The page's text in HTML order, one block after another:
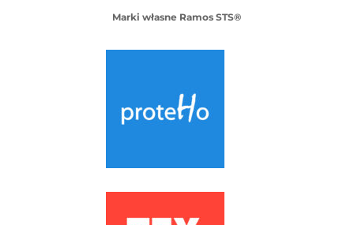
Marki własne Ramos STS®